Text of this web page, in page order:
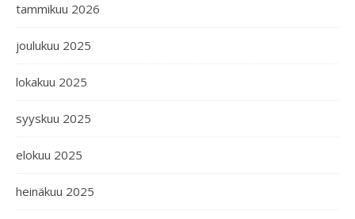
tammikuu 2026
joulukuu 2025
lokakuu 2025
syyskuu 2025
elokuu 2025
heinäkuu 2025